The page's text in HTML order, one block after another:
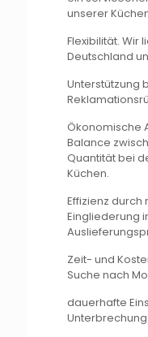
unserer
Flexibilität. Wir
Deutschland
Unterstützung
Ökonomische
Balance
Quantität bei
Küchen.
Effizienz durch
Eingliederung
Zeit- und
Suche nach
dauerhafte
Unterbrechung